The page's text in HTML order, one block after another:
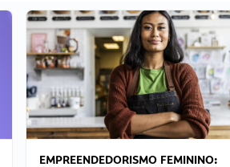
EMPREENDEDORISMO FEMININO: